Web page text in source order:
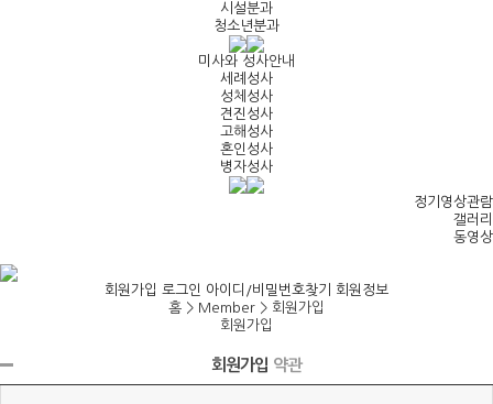
시설분과
청소년분과
미사와 성사안내
세례성사
성체성사
견진성사
고해성사
혼인성사
병자성사
정기영상관람
갤러리
동영상
회원가입 로그인 아이디/비밀번호찾기
회원정보
홈 > Member > 회원가입
회원가입
회원가입 약관